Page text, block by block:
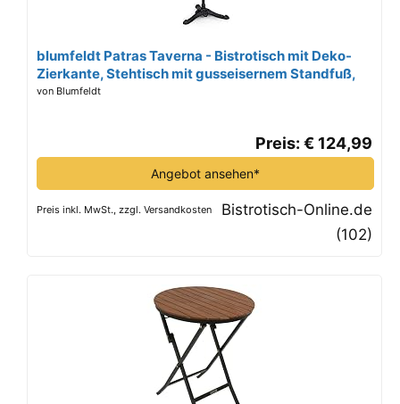
blumfeldt Patras Taverna - Bistrotisch mit Deko-
Zierkante, Stehtisch mit gusseisernem Standfuß,
Bartisch für drinnen und draußen, wasserfest,
von Blumfeldt
Preis: € 124,99
Angebot ansehen*
Preis inkl. MwSt., zzgl. Versandkosten
Bistrotisch-Online.de
(102)